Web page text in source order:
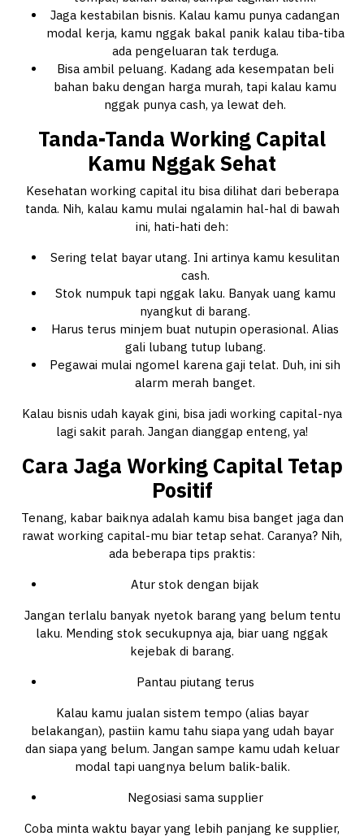
Jaga kestabilan bisnis. Kalau kamu punya cadangan
modal kerja, kamu nggak bakal panik kalau tiba-tiba
ada pengeluaran tak terduga.
Bisa ambil peluang. Kadang ada kesempatan beli
bahan baku dengan harga murah, tapi kalau kamu
nggak punya cash, ya lewat deh.
Tanda-Tanda Working Capital
Kamu Nggak Sehat
Kesehatan working capital itu bisa dilihat dari beberapa
tanda. Nih, kalau kamu mulai ngalamin hal-hal di bawah
ini, hati-hati deh:
Sering telat bayar utang. Ini artinya kamu kesulitan
cash.
Stok numpuk tapi nggak laku. Banyak uang kamu
nyangkut di barang.
Harus terus minjem buat nutupin operasional. Alias
gali lubang tutup lubang.
Pegawai mulai ngomel karena gaji telat. Duh, ini sih
alarm merah banget.
Kalau bisnis udah kayak gini, bisa jadi working capital-nya
lagi sakit parah. Jangan dianggap enteng, ya!
Cara Jaga Working Capital Tetap
Positif
Tenang, kabar baiknya adalah kamu bisa banget jaga dan
rawat working capital-mu biar tetap sehat. Caranya? Nih,
ada beberapa tips praktis:
Atur stok dengan bijak
Jangan terlalu banyak nyetok barang yang belum tentu
laku. Mending stok secukupnya aja, biar uang nggak
kejebak di barang.
Pantau piutang terus
Kalau kamu jualan sistem tempo (alias bayar
belakangan), pastiin kamu tahu siapa yang udah bayar
dan siapa yang belum. Jangan sampe kamu udah keluar
modal tapi uangnya belum balik-balik.
Negosiasi sama supplier
Coba minta waktu bayar yang lebih panjang ke supplier,